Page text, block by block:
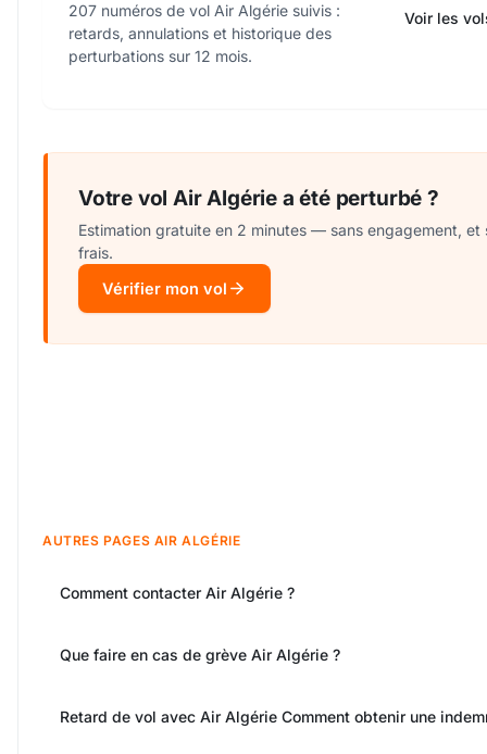
207 numéros de vol Air Algérie suivis :
retards, annulations et historique des
perturbations sur 12 mois.
Voir les
Votre vol Air Algérie a été perturbé ?
Estimation gratuite en 2 minutes — sans engagement, et
frais.
Vérifier mon vol
AUTRES PAGES AIR ALGÉRIE
Comment contacter Air Algérie ?
Que faire en cas de grève Air Algérie ?
Retard de vol avec Air Algérie Comment obtenir une